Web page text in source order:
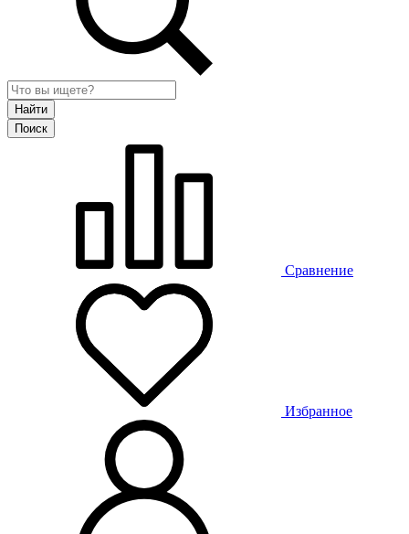
Сравнение
Избранное